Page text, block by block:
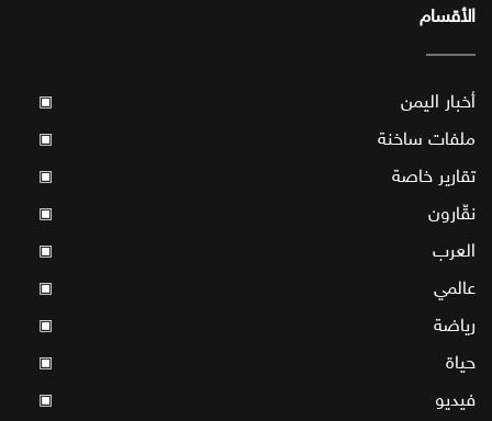
الأقسام
أخبار اليمن ▣
ملفات ساخنة ▣
تقارير خاصة ▣
نقّارون ▣
العرب ▣
عالمي ▣
رياضة ▣
حياة ▣
فيديو ▣